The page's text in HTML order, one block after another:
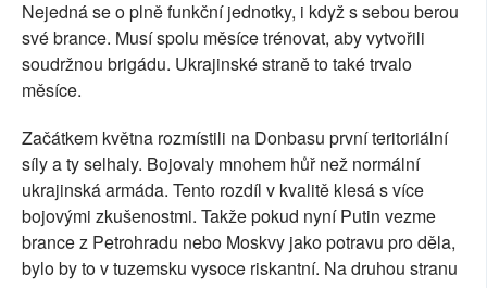
Nejedná se o plně funkční jednotky, i když s sebou berou
své brance. Musí spolu měsíce trénovat, aby vytvořili
soudržnou brigádu. Ukrajinské straně to také trvalo
měsíce.
Začátkem května rozmístili na Donbasu první teritoriální
síly a ty selhaly. Bojovaly mnohem hůř než normální
ukrajinská armáda. Tento rozdíl v kvalitě klesá s více
bojovými zkušenostmi. Takže pokud nyní Putin vezme
brance z Petrohradu nebo Moskvy jako potravu pro děla,
bylo by to v tuzemsku vysoce riskantní. Na druhou stranu